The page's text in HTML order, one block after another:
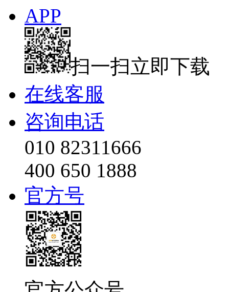
APP
扫一扫立即下载
在线客服
咨询电话
010 82311666
400 650 1888
官方号